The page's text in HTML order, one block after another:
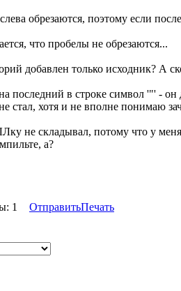
обрезаются, поэтому если
что пробелы не обрезаются...
добавлен только исходник? А
последний в строке символ '"' - он
стал, хотя и не вполне понимаю
не складывал, потому что у
а?
1 ОтправитьПечать